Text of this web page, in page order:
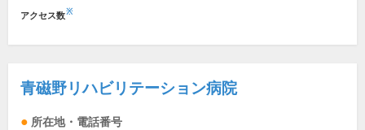
アクセス数※
青磁野リハビリテーション病院
所在地・電話番号